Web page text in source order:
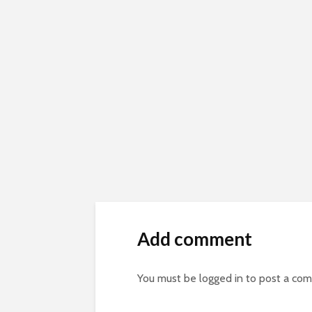
Add comment
You must be logged in to post a